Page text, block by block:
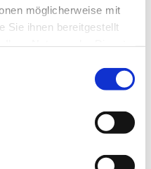
möglicherweise mit
Sie ihnen bereitgestellt